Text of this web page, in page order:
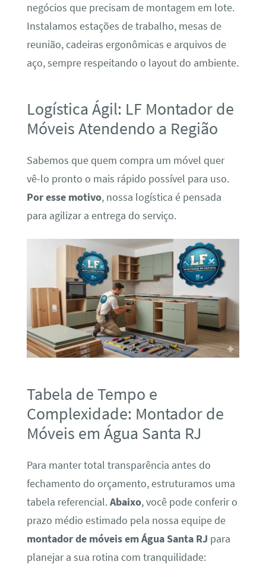
negócios que precisam de montagem em lote.
Instalamos estações de trabalho, mesas de
reunião, cadeiras ergonômicas e arquivos de
aço, sempre respeitando o layout do ambiente.
Logística Ágil: LF Montador de
Móveis Atendendo a Região
Sabemos que quem compra um móvel quer
vê-lo pronto o mais rápido possível para uso.
Por esse motivo, nossa logística é pensada
para agilizar a entrega do serviço.
Tabela de Tempo e
Complexidade: Montador de
Móveis em Água Santa RJ
Para manter total transparência antes do
fechamento do orçamento, estruturamos uma
tabela referencial.Abaixo, você pode conferir o
prazo médio estimado pela nossa equipe de
montador de móveis em Água Santa RJ para
planejar a sua rotina com tranquilidade: